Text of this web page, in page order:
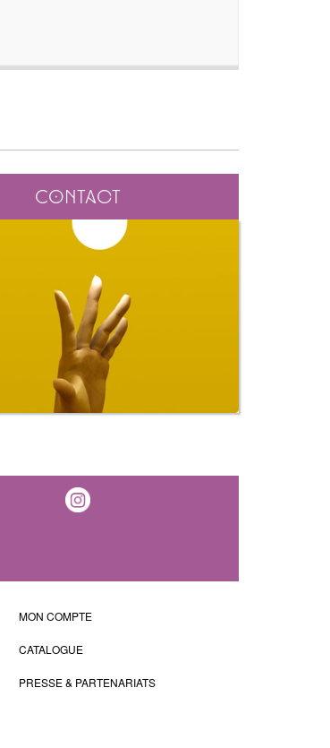
Contact
MON COMPTE
CATALOGUE
PRESSE & PARTENARIATS